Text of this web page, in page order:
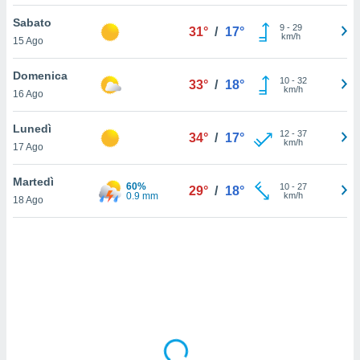
cookie
il tuo
in
a piè
del
Sabato
15 Ago
31° / 17° 9- 29
km/h
Domenica
16 Ago
33° / 18° 10- 32
km/h
Lunedì
17 Ago
34° / 17° 12- 37
km/h
Martedì
18 Ago
60%
0.9 mm
29° / 18° 10- 27
km/h